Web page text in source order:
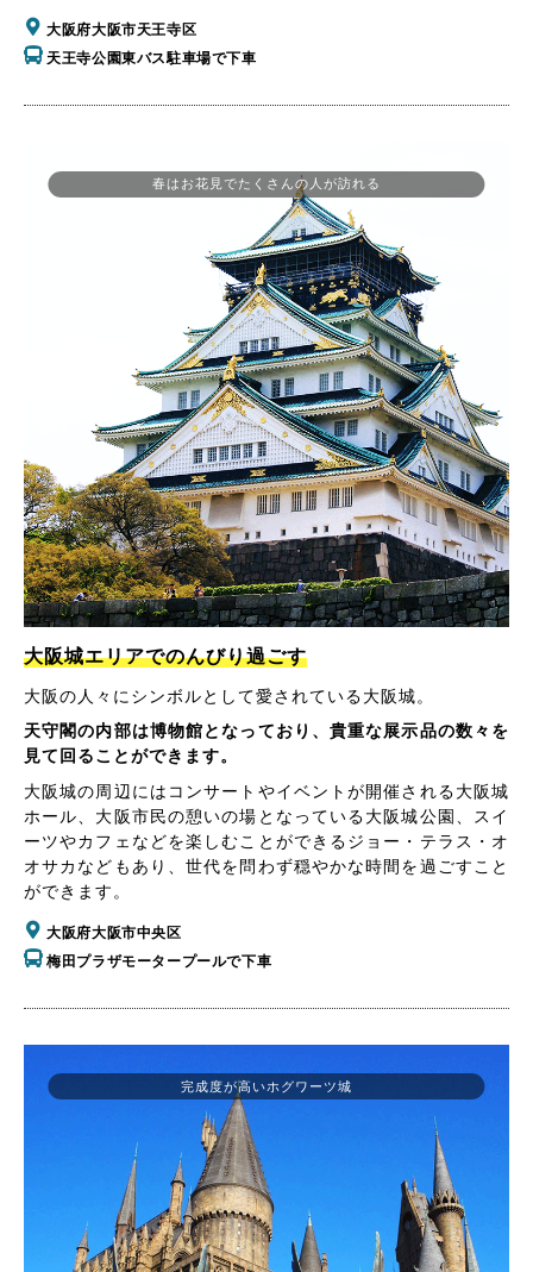
大阪府大阪市天王寺区
天王寺公園東バス駐車場で下車
春はお花見でたくさんの人が訪れる
大阪城エリアでのんびり過ごす
大阪の人々にシンボルとして愛されている大阪城。
天守閣の内部は博物館となっており、貴重な展示品の数々を
見て回ることができます。
大阪城の周辺にはコンサートやイベントが開催される大阪城
ホール、大阪市民の憩いの場となっている大阪城公園、スイ
ーツやカフェなどを楽しむことができるジョー・テラス・オ
オサカなどもあり、世代を問わず穏やかな時間を過ごすこと
ができます。
大阪府大阪市中央区
梅田プラザモータープールで下車
完成度が高いホグワーツ城